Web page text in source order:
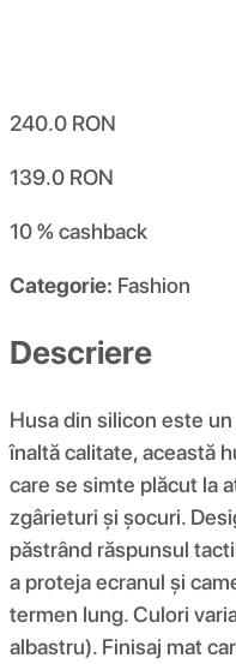
240.0 RON
139.0 RON
10 %cashback
Categorie: Fashion
Descriere
Husa din silicon este
înaltă calitate, această
care se simte plăcut la
zgârieturi și șocuri.
păstrând răspunsul
a proteja ecranul și
termen lung. Culori
albastru). Finisaj mat